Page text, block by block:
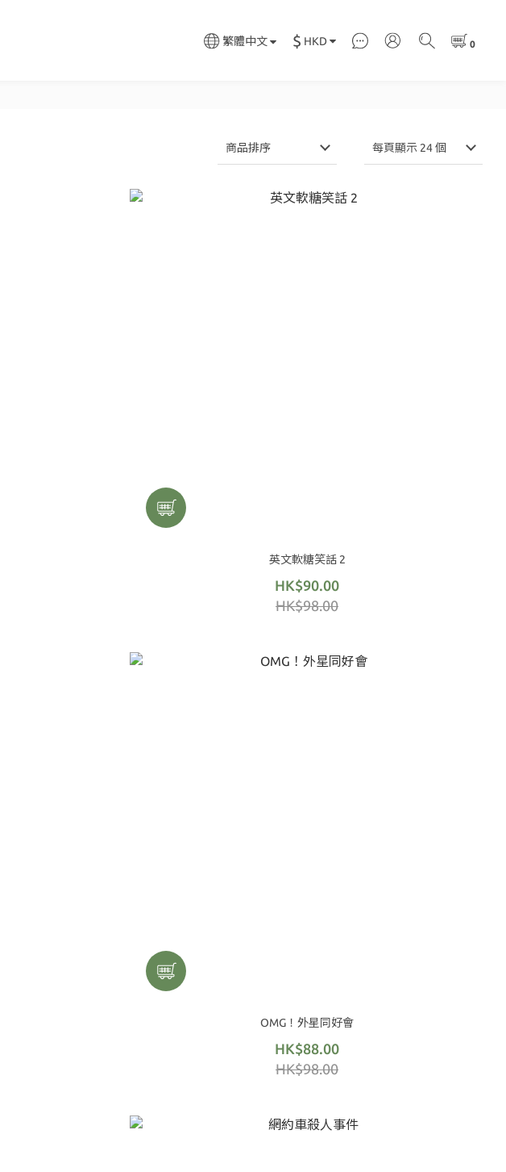
繁體中文 $ HKD
商品排序 每頁顯示 24 個
英文軟糖笑話 2
HK$90.00
HK$98.00
OMG！外星同好會
HK$88.00
HK$98.00